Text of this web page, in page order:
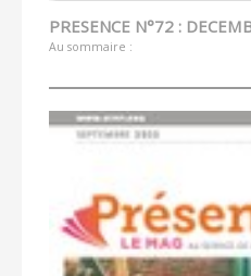
PRESENCE N°72 :
Au sommaire :